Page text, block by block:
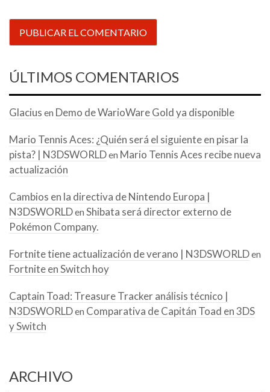
ÚLTIMOS COMENTARIOS
Glacius en Demo de WarioWare Gold ya disponible
Mario Tennis Aces: ¿Quién será el siguiente en pisar la
pista? | N3DSWORLDen Mario Tennis Aces recibe nueva
actualización
Cambios en la directiva de Nintendo Europa |
N3DSWORLDen Shibata será director externo de
Pokémon Company.
Fortnite tiene actualización de verano | N3DSWORLDen
Fortnite en Switch hoy
Captain Toad: Treasure Tracker análisis técnico |
N3DSWORLDen Comparativa de Capitán Toad en 3DS
y Switch
ARCHIVO